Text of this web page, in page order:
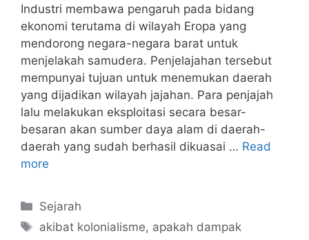
Industri membawa pengaruh pada bidang
ekonomi terutama di wilayah Eropa yang
mendorong negara-negara barat untuk
menjelakah samudera. Penjelajahan tersebut
mempunyai tujuan untuk menemukan daerah
yang dijadikan wilayah jajahan. Para penjajah
lalu melakukan eksploitasi secara besar-
besaran akan sumber daya alam di daerah-
daerah yang sudah berhasil dikuasai … Read
more
Categories
Sejarah
Tags
akibat kolonialisme, apakah dampak